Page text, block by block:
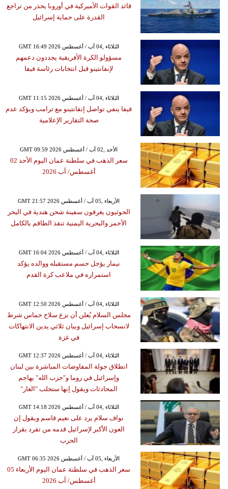
قائد القوات الأميركية في أوروبا يحذر من تراجع
القدرة على حماية إسرائيل
GMT 16:49 2026 الثلاثاء ,04 آب / أغسطس
مسؤولو الكرة الأفريقية يجددون دعمهم
لإنفانتينو قبل انتخابات رئاسة فيفا
GMT 11:15 2026 الثلاثاء ,04 آب / أغسطس
فيفا ينفي تواصل إنفانتينو مع ترامب ويؤكد عدم
صحة التقارير الإعلامية
GMT 09:59 2026 الأحد ,02 آب / أغسطس
سعر الذهب في سلطنة عمان اليوم الأحد 02
أغسطس/ آب 2026
GMT 21:57 2026 الأربعاء ,05 آب / أغسطس
الحوثيون يغرقون سفينة شحن هندية في البحر
الأحمر والبحرية اليمنية تنقذ الطاقم بالكامل
GMT 16:04 2026 الثلاثاء ,04 آب / أغسطس
نيمار يؤجل حسم مستقبله ووالده يؤكد
استمراره في ملاعب كرة القدم
GMT 12:50 2026 الثلاثاء ,04 آب / أغسطس
مجلس السلام يُعلن أن نزع سلاح حماس شرط
لانسحاب إسرائيل وبيان ثلاثي يدين الانتهاكات
في غزة
GMT 12:37 2026 الثلاثاء ,04 آب / أغسطس
انطلاق جولة المفاوضات المباشرة بين لبنان
وإسرائيل في روما و"حزب الله" يهاجم
المحادثات ويقول إنها ستجلب "العار"
GMT 14:18 2026 الثلاثاء ,04 آب / أغسطس
نواف سلام يرد على نعيم قاسم ويقول إن
العون الأكبر لإسرائيل قدمه من تفرد بقرار
الحرب
GMT 06:35 2026 الأربعاء ,05 آب / أغسطس
سعر الذهب في سلطنة عمان اليوم الأربعاء 05
أغسطس/ آب 2026